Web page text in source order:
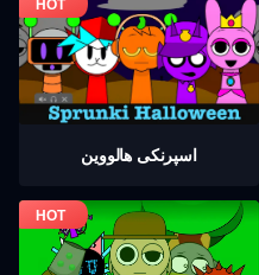
اسپرنکی هالووین